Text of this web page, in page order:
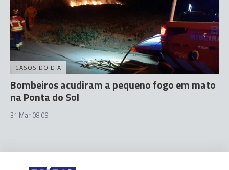
CASOS DO DIA
Bombeiros acudiram a pequeno fogo em mato
na Ponta do Sol
31 Mar 08:09